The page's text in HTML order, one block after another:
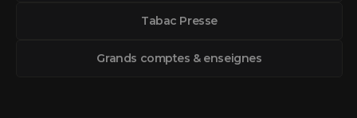
Tabac Presse
Grands comptes & enseignes